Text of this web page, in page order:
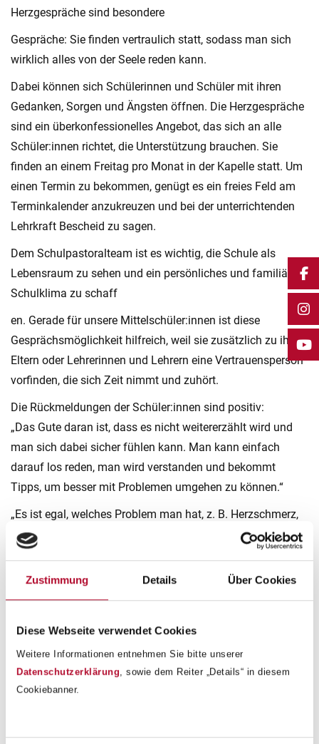
Zustimmung Details Über Cookies
Diese Webseite verwendet Cookies
Weitere Informationen entnehmen Sie bitte unserer
Datenschutzerklärung , sowie dem Reiter „Details“ in diesem
Cookiebanner.
Herzgespräche sind besondere
Gespräche: Sie finden vertraulich statt, sodass man sich
wirklich alles von der Seele reden kann.
Dabei können sich Schülerinnen und Schüler mit ihren
Gedanken, Sorgen und Ängsten öffnen. Die Herzgespräche
sind ein überkonfessionelles Angebot, das sich an alle
Schüler:innen richtet, die Unterstützung brauchen. Sie
finden an einem Freitag pro Monat in der Kapelle statt. Um
einen Termin zu bekommen, genügt es ein freies Feld am
Terminkalender anzukreuzen und bei der unterrichtenden
Lehrkraft Bescheid zu sagen.
Dem Schulpastoralteam ist es wichtig, die Schule als
Lebensraum zu sehen und ein persönliches und familiäres
Schulklima zu schaff
en. Gerade für unsere Mittelschüler:innen ist diese
Gesprächsmöglichkeit hilfreich, weil sie zusätzlich zu ihren
Eltern oder Lehrerinnen und Lehrern eine Vertrauensperson
vorfinden, die sich Zeit nimmt und zuhört.
Die Rückmeldungen der Schüler:innen sind positiv:
„Das Gute daran ist, dass es nicht weitererzählt wird und
man sich dabei sicher fühlen kann. Man kann einfach
darauf los reden, man wird verstanden und bekommt
Tipps, um besser mit Problemen umgehen zu können.“
„Es ist egal, welches Problem man hat, z. B. Herzschmerz,
Schule, Familie oder Freunde.
Mag. Vormayr hört genau zu und hat immer einen guten
Rat parat.“
„Nach dem Herzgespräch fühlt man sich wieder wohler und
„Ich finde, dass das Herzgespräch am Anfang nicht leicht
war, aber mit der Zeit ging es besser. Der Priester ist sehr